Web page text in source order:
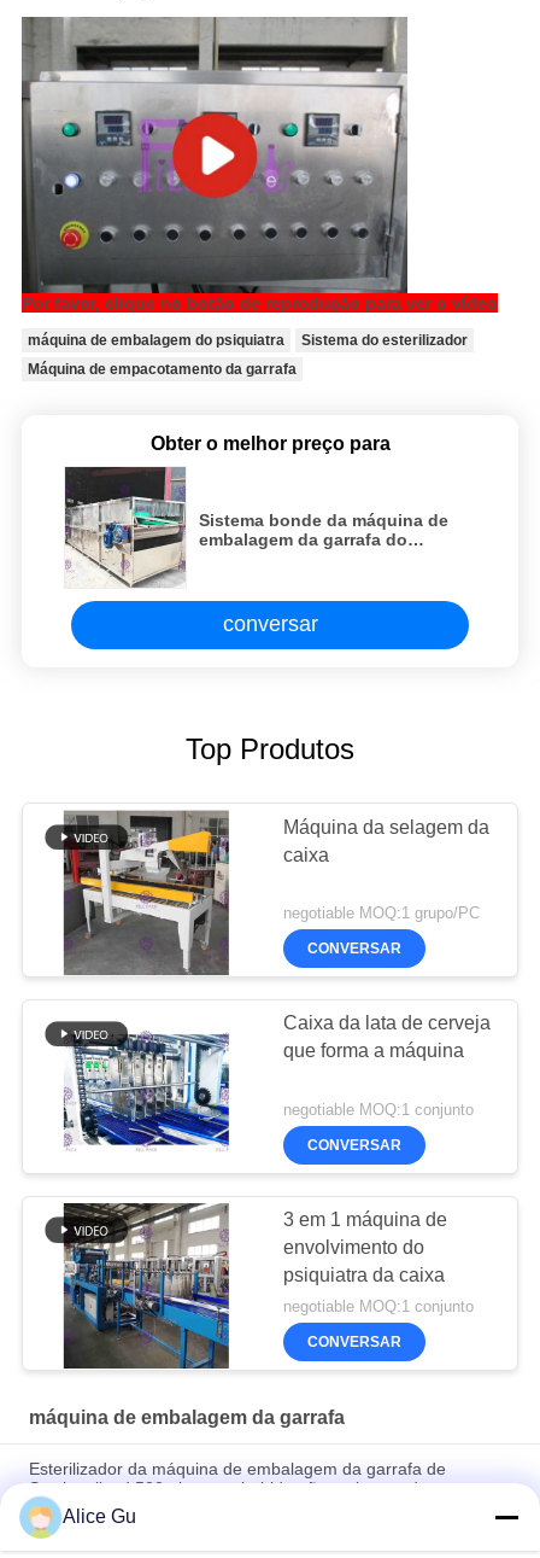
Por favor, clique no botão de reprodução para ver o vídeo
máquina de embalagem do psiquiatra
Sistema do esterilizador
Máquina de empacotamento da garrafa
Obter o melhor preço para
Sistema bonde da máquina de
embalagem da garrafa do
da engenharia
conversar
Top Produtos
Máquina da selagem da
caixa
negotiable MOQ:1 grupo/PC
CONVERSAR
Caixa da lata de cerveja
que forma a máquina
negotiable MOQ:1 conjunto
CONVERSAR
3 em 1 máquina de
envolvimento do
psiquiatra da caixa
negotiable MOQ:1 conjunto
CONVERSAR
máquina de embalagem da garrafa
Esterilizador da máquina de embalagem da garrafa de
Sectionalized 500ml para a bebida não carbonatada
Máquina refrigerando pura do chá de gelo do esterilizador da
Alice Gu